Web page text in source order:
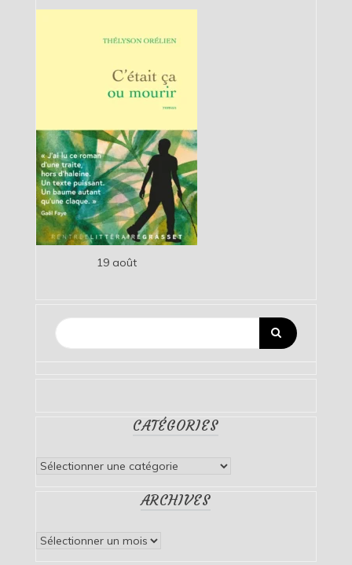
19 août
CATÉGORIES
Catégories
ARCHIVES
Archives